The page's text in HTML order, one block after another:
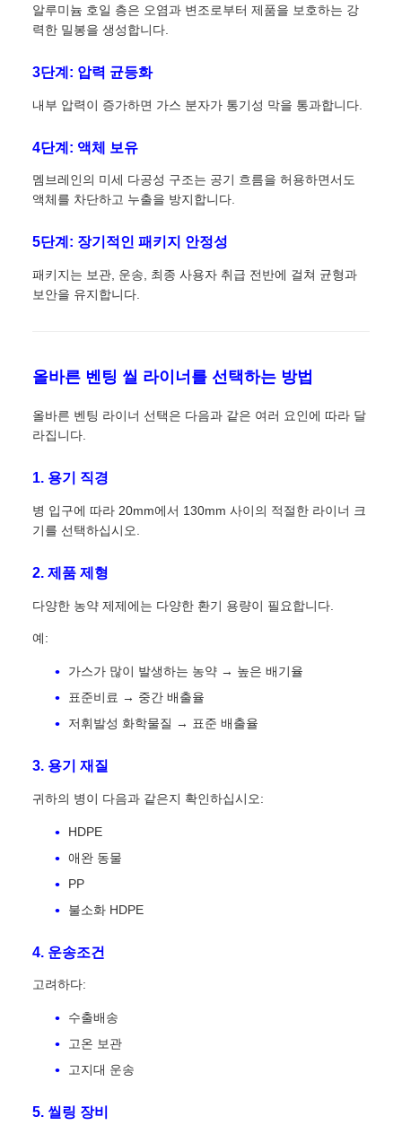
알루미늄 호일 층은 오염과 변조로부터 제품을 보호하는 강
력한 밀봉을 생성합니다.
3단계: 압력 균등화
내부 압력이 증가하면 가스 분자가 통기성 막을 통과합니다.
4단계: 액체 보유
멤브레인의 미세 다공성 구조는 공기 흐름을 허용하면서도
액체를 차단하고 누출을 방지합니다.
5단계: 장기적인 패키지 안정성
패키지는 보관, 운송, 최종 사용자 취급 전반에 걸쳐 균형과
보안을 유지합니다.
올바른 벤팅 씰 라이너를 선택하는 방법
올바른 벤팅 라이너 선택은 다음과 같은 여러 요인에 따라 달
라집니다.
1. 용기 직경
병 입구에 따라 20mm에서 130mm 사이의 적절한 라이너 크
기를 선택하십시오.
2. 제품 제형
다양한 농약 제제에는 다양한 환기 용량이 필요합니다.
예:
가스가 많이 발생하는 농약 → 높은 배기율
표준비료 → 중간 배출율
저휘발성 화학물질 → 표준 배출율
3. 용기 재질
귀하의 병이 다음과 같은지 확인하십시오:
HDPE
애완 동물
PP
불소화 HDPE
4. 운송조건
고려하다:
수출배송
고온 보관
고지대 운송
5. 씰링 장비